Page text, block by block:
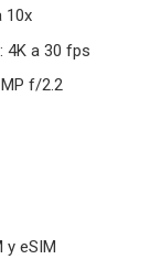
10x
4K a 30 fps
f/2.2
y eSIM